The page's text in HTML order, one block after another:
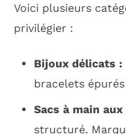
Voici plusieurs
privilégier :
Bijoux délicats :
bracelets
Sacs à main
structuré.